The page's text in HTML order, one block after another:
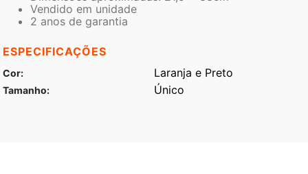
Vendido em unidade
2 anos de garantia
ESPECIFICAÇÕES
Cor Laranja e Preto
Tamanho Único